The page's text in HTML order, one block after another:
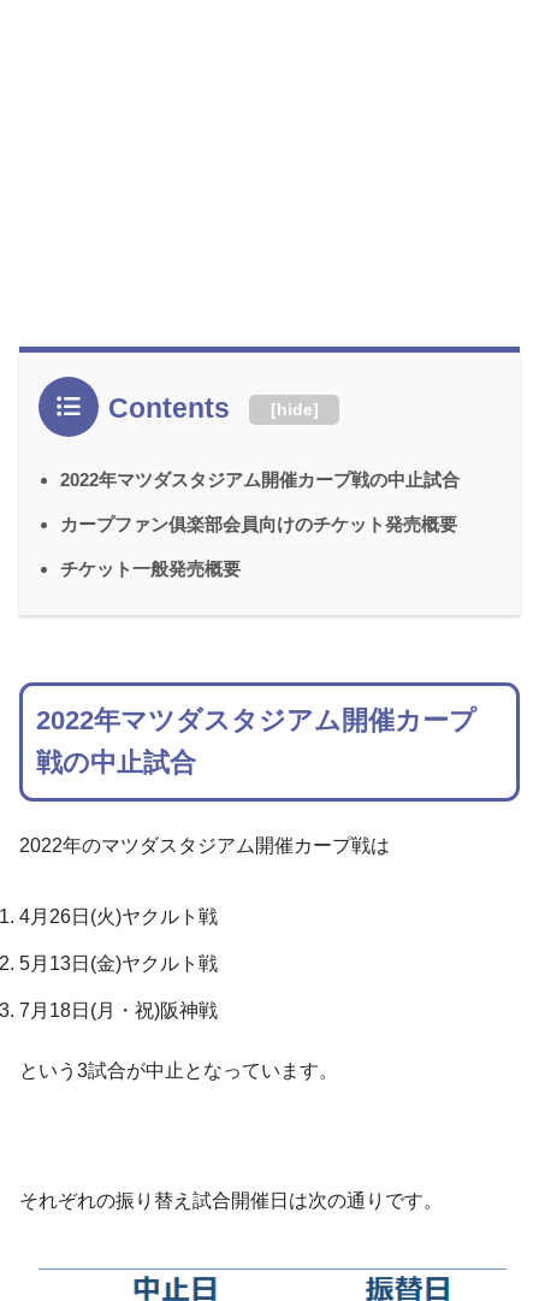
Contents [hide]
2022年マツダスタジアム開催カープ戦の中止試合
カープファン俱楽部会員向けのチケット発売概要
チケット一般発売概要
2022年マツダスタジアム開催カープ
戦の中止試合
2022年のマツダスタジアム開催カープ戦は
4月26日(火)ヤクルト戦
5月13日(金)ヤクルト戦
7月18日(月・祝)阪神戦
という3試合が中止となっています。
それぞれの振り替え試合開催日は次の通りです。